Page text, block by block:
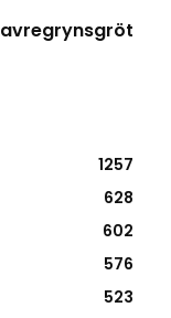
1257
628
602
576
523